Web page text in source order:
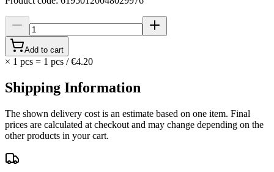
Add to cart
× 1 pcs = 1 pcs / €4.20
Shipping Information
The shown delivery cost is an estimate based on one item. Final
prices are calculated at checkout and may change depending on the
other products in your cart.